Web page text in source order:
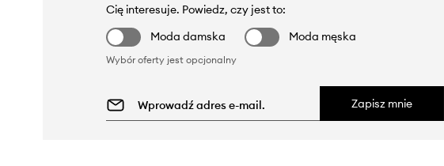
Cię interesuje. Powiedz, czy jest to:
Moda damska
Moda męska
Wybór oferty jest opcjonalny
Zapisz mnie